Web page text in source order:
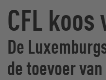
CFL
De
de toevoer